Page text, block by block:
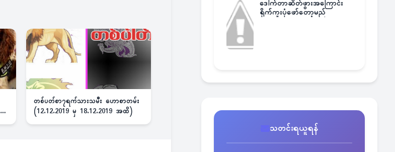
တစ်ပတ်စာ၇ရက်သားသမီး ဟောစာတမ်း
(12.12.2019 မှ 18.12.2019 အထိ)
ဒေါက်တာဆိတ်ဖွားအကြောင်း
ရိုက်ကူးပုံဖော်တော့မည်
သတင်းရယူရန်